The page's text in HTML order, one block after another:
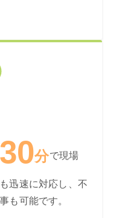
30分で現場
迅速に対応し、不
も可能です。